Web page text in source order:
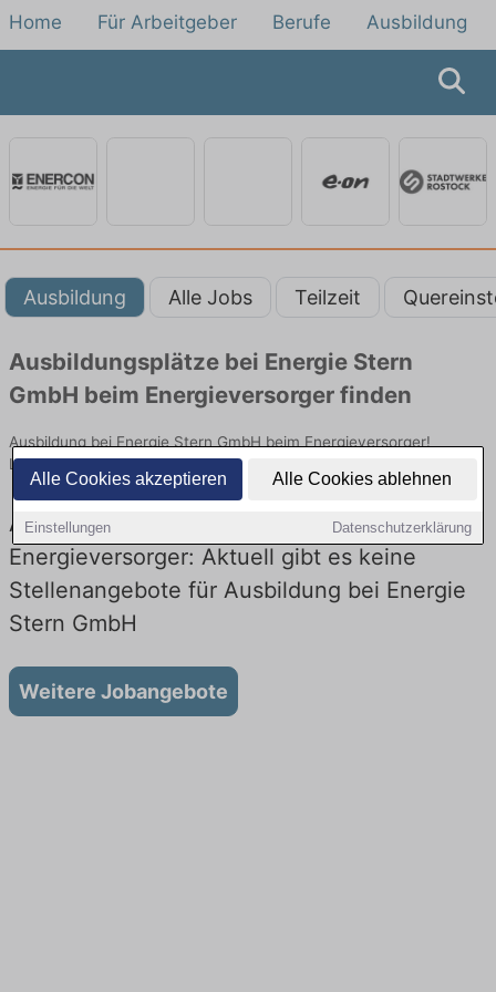
Alle Cookies akzeptieren Alle Cookies ablehnen
Einstellungen Datenschutzerklärung
Home Für Arbeitgeber Berufe Ausbildung
Ausbildung Alle Jobs Teilzeit
Ausbildungsplätze bei Energie Stern
GmbH beim Energieversorger finden
Ausbildung bei Energie Stern GmbH beim Energieversorger!
Lehrstellen in Technik. Jetzt bewerben!
Ausbildung bei Energie Stern GmbH beim
Energieversorger: Aktuell gibt es keine
Stellenangebote für Ausbildung bei Energie
Stern GmbH
Weitere Jobangebote